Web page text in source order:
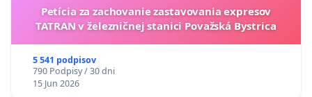
Petícia za zachovanie zastavovania expresov
TATRAN v železničnej stanici Považská Bystrica
5 541 podpisov
790 Podpisy / 30 dni
15 Jun 2026